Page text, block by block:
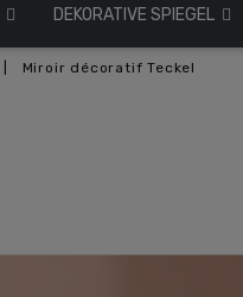
DEKORATIVE SPIEGEL
Miroir décoratif Teckel